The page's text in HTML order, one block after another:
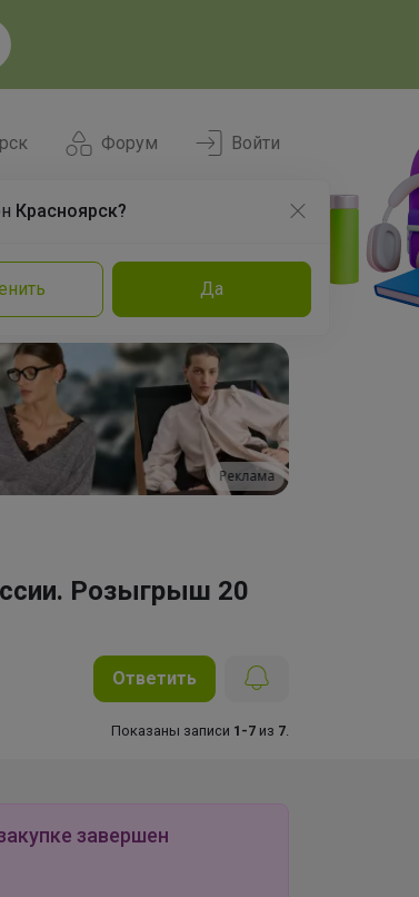
Форум
Красноярск?
Да
Войти
Эксперты
Реклама
Розыгрыш 20
Ответить
Показаны записи 1-7 из 7
завершен